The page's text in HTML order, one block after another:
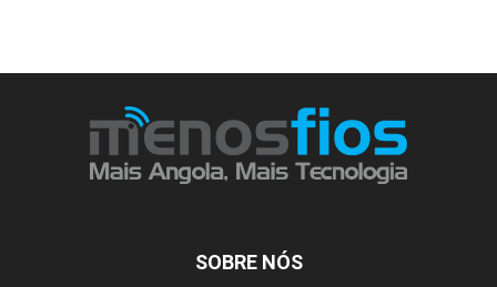
SOBRE NÓS